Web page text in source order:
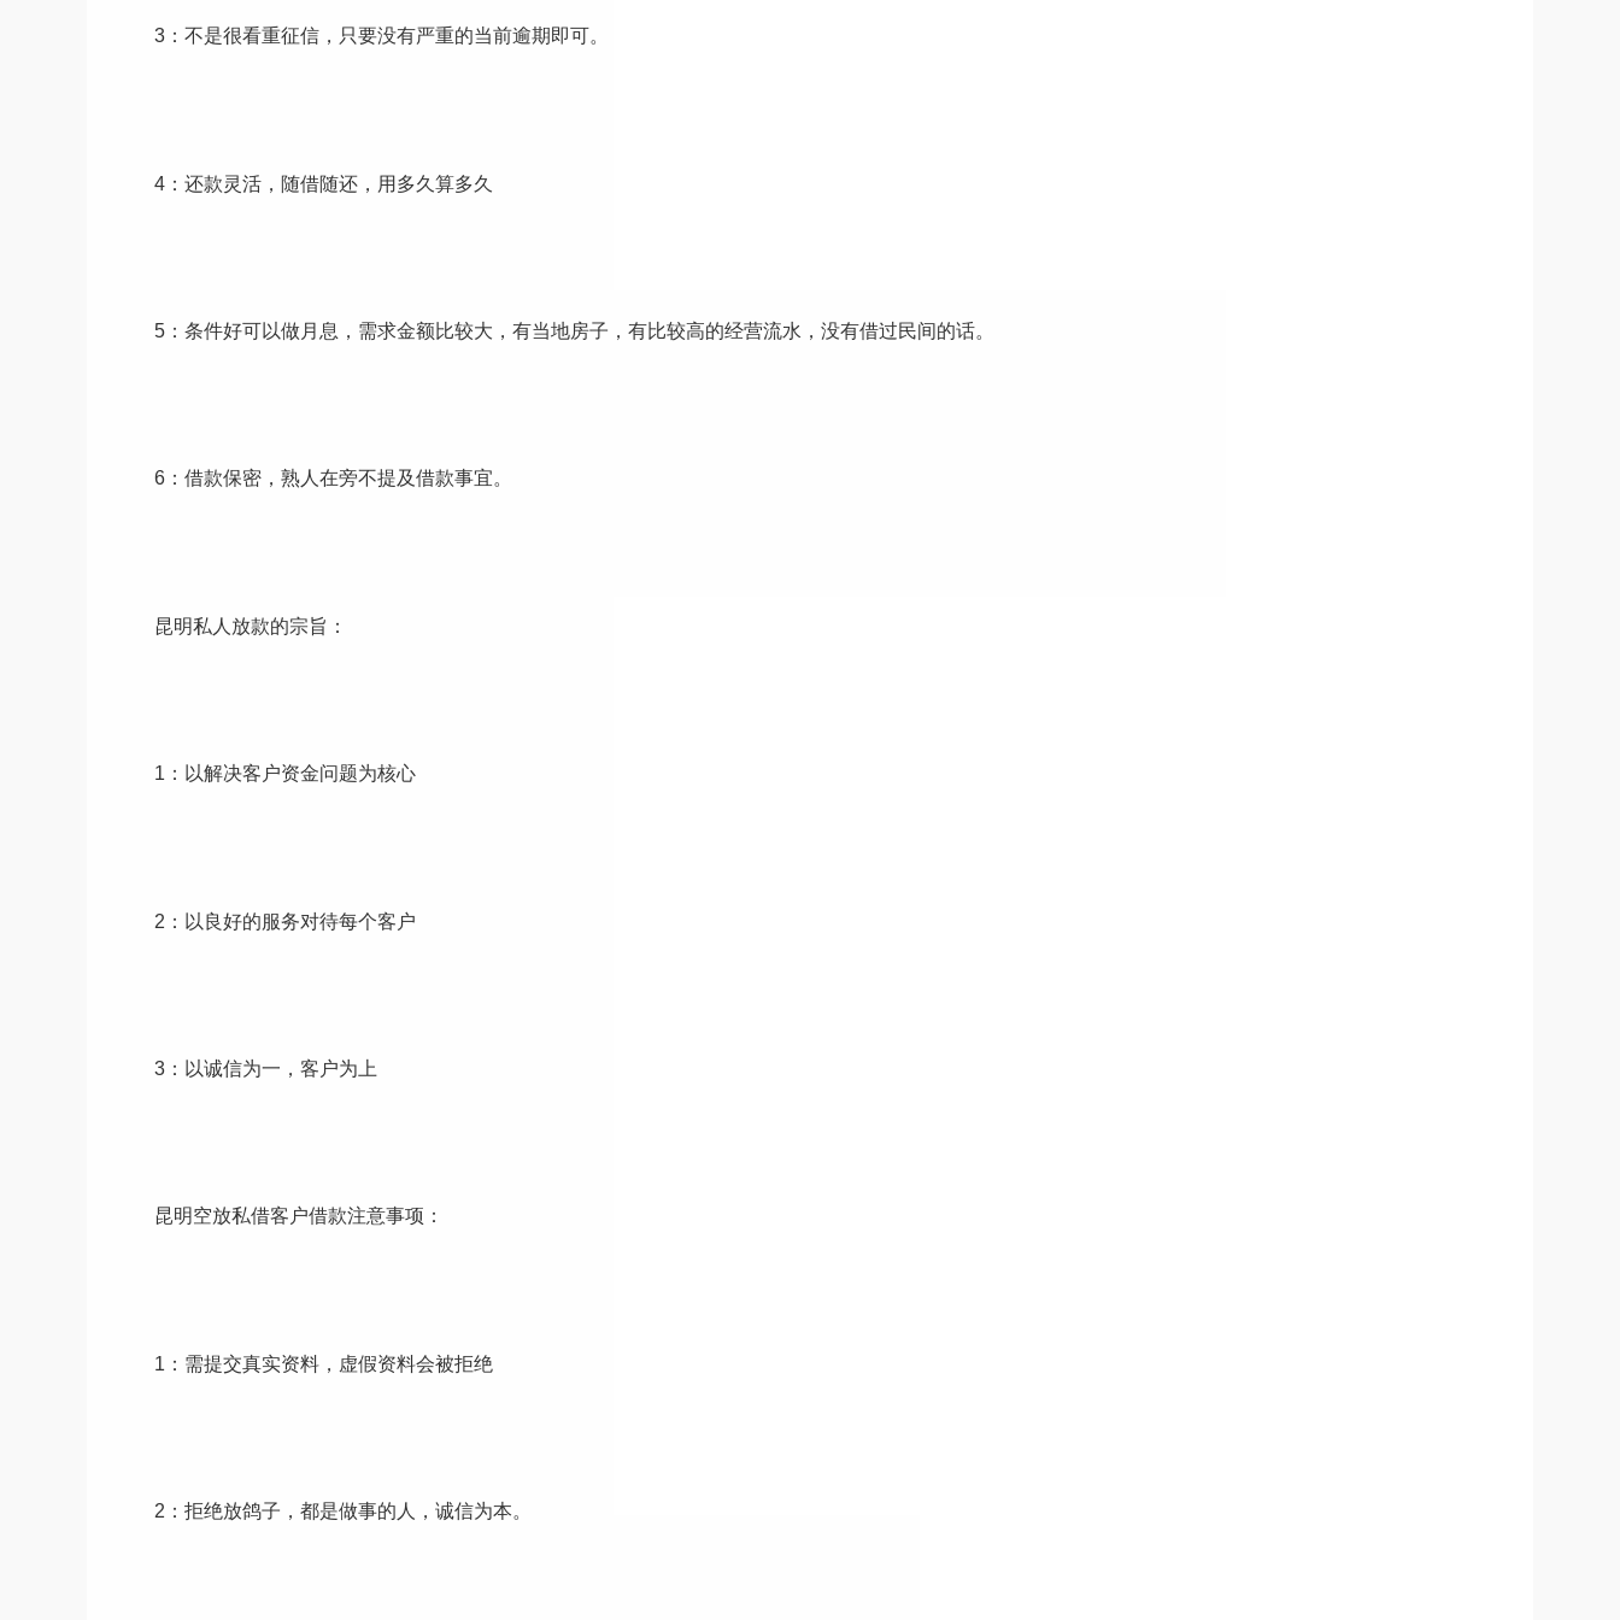
3：不是很看重征信，只要没有严重的当前逾期即可。
4：还款灵活，随借随还，用多久算多久
5：条件好可以做月息，需求金额比较大，有当地房子，有比较高的经营流水，没有借过民间的话。
6：借款保密，熟人在旁不提及借款事宜。
昆明私人放款的宗旨：
1：以解决客户资金问题为核心
2：以良好的服务对待每个客户
3：以诚信为一，客户为上
昆明空放私借客户借款注意事项：
1：需提交真实资料，虚假资料会被拒绝
2：拒绝放鸽子，都是做事的人，诚信为本。